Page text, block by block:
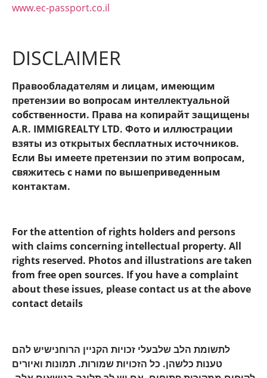
www.ec-passport.co.il
DISCLAIMER
Правообладателям и лицам, имеющим
претензии во вопросам интеллектуальной
собственности. Права на копирайт защищены
A.R. IMMIGREALTY LTD. Фото и иллюстрации
взяты из открытых бесплатных источников.
Если Вы имеете претензии по этим вопросам,
свяжитесь с нами по вышеприведенным
контактам.
For the attention of rights holders and persons
with claims concerning intellectual property. All
rights reserved. Photos and illustrations are taken
from free open sources. If you have a complaint
about these issues, please contact us at the above
contact details
לתשומת הלב שלבעלי זכויות הקניין הרוחנישיש להם
טענות כלשהן. כל הזכויות שמורות. תמונות ואיורים